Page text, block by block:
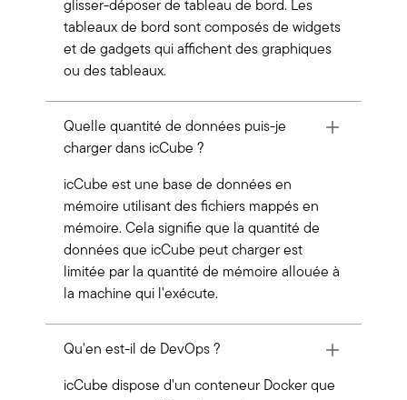
glisser-déposer de tableau de bord. Les
tableaux de bord sont composés de widgets
et de gadgets qui affichent des graphiques
ou des tableaux.
Quelle quantité de données puis-je
charger dans icCube ?
icCube est une base de données en
mémoire utilisant des fichiers mappés en
mémoire. Cela signifie que la quantité de
données que icCube peut charger est
limitée par la quantité de mémoire allouée à
la machine qui l'exécute.
Qu'en est-il de DevOps ?
icCube dispose d'un conteneur Docker que